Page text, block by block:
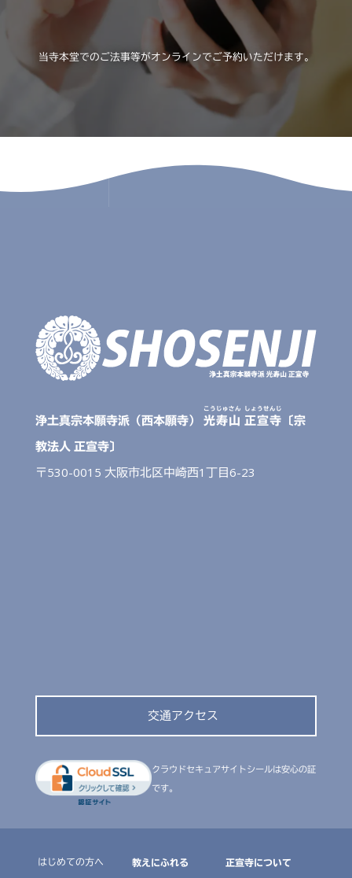
当寺本堂でのご法事等がオンラインでご予約いただけます。
浄土真宗本願寺派（西本願寺） 光寿山
こうじゅさん
正宣寺
しょうせんじ
〔宗
教法人 正宣寺〕
〒530-0015 大阪市北区中崎西1丁目6-23
交通アクセス
クラウドセキュアサイトシールは安心の証
です。
はじめての方へ 教えにふれる 正宣寺について